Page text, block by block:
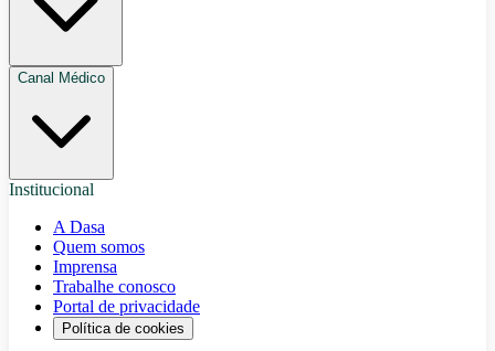
Canal Médico
Institucional
A Dasa
Quem somos
Imprensa
Trabalhe conosco
Portal de privacidade
Política de cookies